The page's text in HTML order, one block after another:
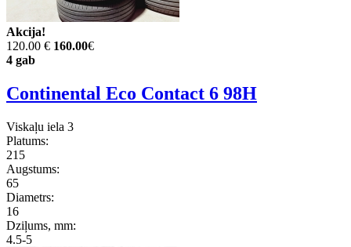
Akcija!
120.00 € 160.00€
4 gab
Continental Eco Contact 6 98H
Viskaļu iela 3
Platums:
215
Augstums:
65
Diametrs:
16
Dziļums, mm:
4.5-5